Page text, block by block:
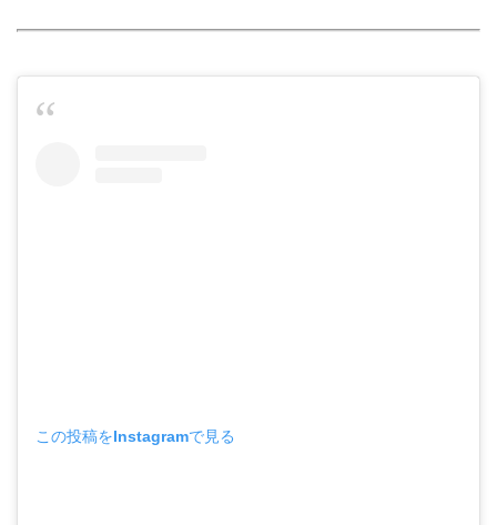
この投稿をInstagramで見る